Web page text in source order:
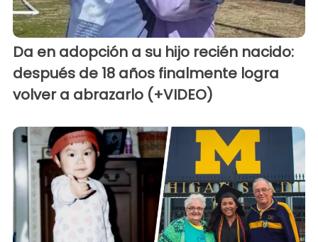
Da en adopción a su hijo recién nacido:
después de 18 años finalmente logra
volver a abrazarlo (+VIDEO)